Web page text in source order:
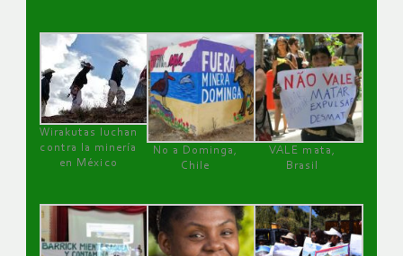
Wirakutas luchan
contra la minería
en México
No a Dominga,
Chile
VALE mata,
Brasil